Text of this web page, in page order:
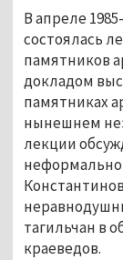
В апреле
состоялась
памятников
докладом
памятниках
нынешнем
лекции
тагильчан в
краеведов.